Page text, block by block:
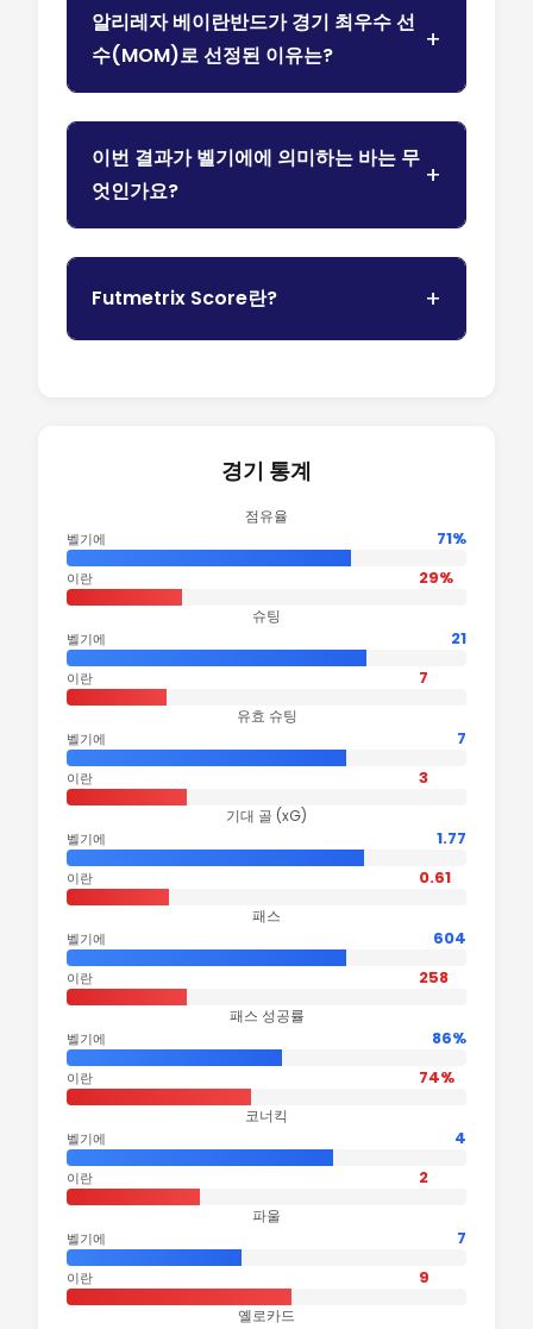
알리레자 베이란반드가 경기 최우수 선
수(MOM)로 선정된 이유는?
이번 결과가 벨기에에 의미하는 바는 무
엇인가요?
Futmetrix Score란?
경기 통계
점유율
벨기에 71%
이란 29%
슈팅
벨기에 21
이란 7
유효 슈팅
벨기에 7
이란 3
기대 골 (xG)
벨기에 1.77
이란 0.61
패스
벨기에 604
이란 258
패스 성공률
벨기에 86%
이란 74%
코너킥
벨기에 4
이란 2
파울
벨기에 7
이란 9
옐로카드